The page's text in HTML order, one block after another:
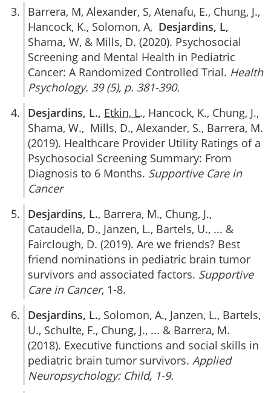
Barrera, M, Alexander, S, Atenafu, E., Chung, J.,
Hancock, K., Solomon, A, Desjardins, L,
Shama, W, & Mills, D. (2020). Psychosocial
Screening and Mental Health in Pediatric
Cancer: A Randomized Controlled Trial. Health
Psychology. 39 (5), p. 381-390.
Desjardins, L., Etkin, L., Hancock, K., Chung, J.,
Shama, W., Mills, D., Alexander, S., Barrera, M.
(2019). Healthcare Provider Utility Ratings of a
Psychosocial Screening Summary: From
Diagnosis to 6 Months. Supportive Care in
Cancer
Desjardins, L., Barrera, M., Chung, J.,
Cataudella, D., Janzen, L., Bartels, U., ... &
Fairclough, D. (2019). Are we friends? Best
friend nominations in pediatric brain tumor
survivors and associated factors. Supportive
Care in Cancer, 1-8.
Desjardins, L., Solomon, A., Janzen, L., Bartels,
U., Schulte, F., Chung, J., ... & Barrera, M.
(2018). Executive functions and social skills in
pediatric brain tumor survivors. Applied
Neuropsychology: Child, 1-9.